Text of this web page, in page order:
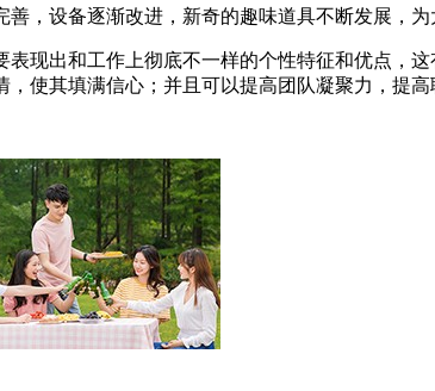
，设备逐渐改进，新奇的趣味道具不断发展，为
现出和工作上彻底不一样的个性特征和优点，
使其填满信心；并且可以提高团队凝聚力，提高